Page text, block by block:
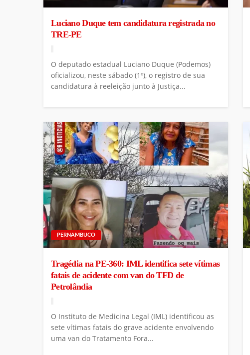
Luciano Duque tem candidatura registrada no
TRE-PE
O deputado estadual Luciano Duque (Podemos)
oficializou, neste sábado (1º), o registro de sua
candidatura à reeleição junto à Justiça...
PERNAMBUCO
Tragédia na PE-360: IML identifica sete vítimas
fatais de acidente com van do TFD de
Petrolândia
O Instituto de Medicina Legal (IML) identificou as
sete vítimas fatais do grave acidente envolvendo
uma van do Tratamento Fora...